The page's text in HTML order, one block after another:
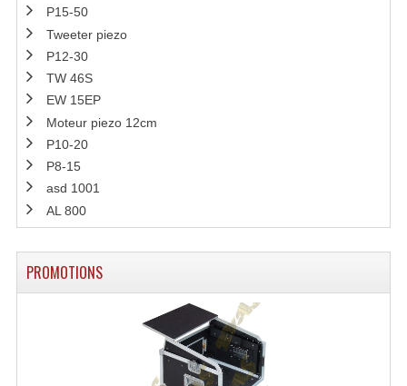
Système Sans Fil In-Ear Monitoring
Table Mixages Et Contrôleurs & Consoles
P15-50
Tweeter piezo
P12-30
TW 46S
EW 15EP
Moteur piezo 12cm
P10-20
P8-15
asd 1001
AL 800
PROMOTIONS